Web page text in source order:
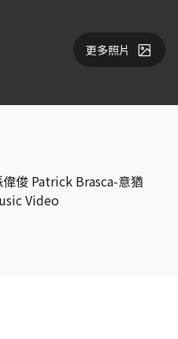
更多照片
俊 Patrick Brasca-意猶
Video